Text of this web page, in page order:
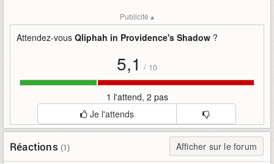
bande-annonce date
qliphah
qliphah-in-providences-shadow
shadow sortie system works
Publicité ▴
Attendez-vous Qliphah in Providence's Shadow ?
5,1 / 10
1 l'attend, 2 pas
Je l'attends
Réactions (1) Afficher sur le forum